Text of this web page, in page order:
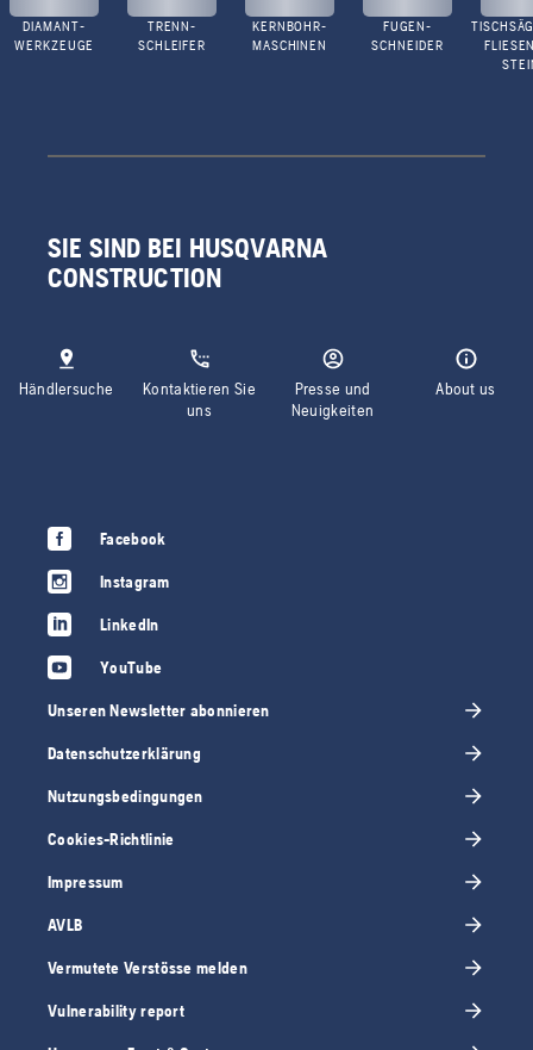
DIAMANT-
WERKZEUGE
TRENN-
SCHLEIFER
KERNBOHR-
MASCHINEN
FUGEN-
SCHNEIDER
SIE SIND BEI HUSQVARNA
CONSTRUCTION
Händlersuche
Kontaktieren Sie
uns
Presse und
Neuigkeiten
About us
Facebook
Instagram
LinkedIn
YouTube
Unseren Newsletter abonnieren
Datenschutzerklärung
Nutzungsbedingungen
Cookies-Richtlinie
Impressum
AVLB
Vermutete Verstösse melden
Vulnerability report